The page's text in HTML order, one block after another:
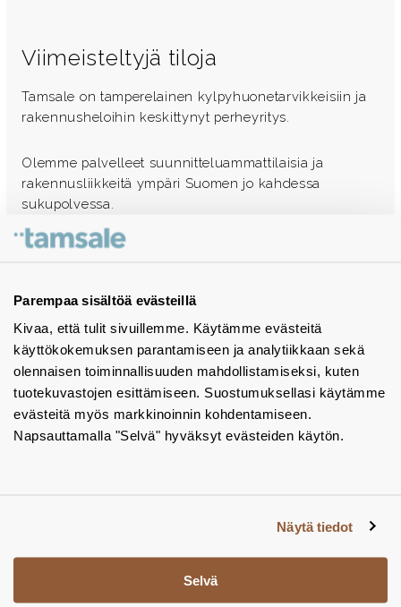
Parempaa sisältöä evästeillä
Kivaa, että tulit sivuillemme. Käytämme evästeitä
käyttökokemuksen parantamiseen ja analytiikkaan sekä
olennaisen toiminnallisuuden mahdollistamiseksi, kuten
tuotekuvastojen esittämiseen. Suostumuksellasi käytämme
evästeitä myös markkinoinnin kohdentamiseen.
Napsauttamalla "Selvä" hyväksyt evästeiden käytön.
Näytä tiedot
Selvä
Viimeisteltyjä tiloja
Tamsale on tamperelainen kylpyhuonetarvikkeisiin ja
rakennusheloihin keskittynyt perheyritys.
Olemme palvelleet suunnitteluammattilaisia ja
rakennusliikkeitä ympäri Suomen jo kahdessa
sukupolvessa.
Ota yhteyttä - autamme mielellämme
Tuotekuvastot
Instagram
BIM-objektit
Yhteystiedot
Tiedotteet